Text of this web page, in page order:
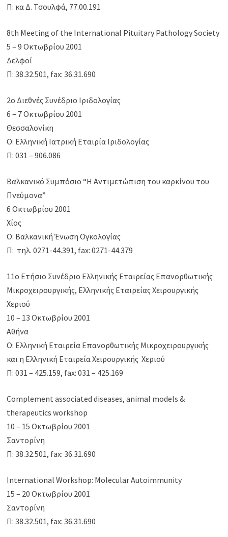
Π: κα Δ. Τσουλφά, 77.00.191
8th Meeting of the International Pituitary Pathology Society
5 – 9 Οκτωβρίου 2001
Δελφοί
Π: 38.32.501, fax: 36.31.690
2ο Διεθνές Συνέδριο Ιριδολογίας
6 – 7 Οκτωβρίου 2001
Θεσσαλονίκη
Ο: Ελληνική Ιατρική Εταιρία Ιριδολογίας
Π: 031 – 906.086
Βαλκανικό Συμπόσιο “Η Αντιμετώπιση του καρκίνου του
Πνεύμονα”
6 Οκτωβρίου 2001
Χίος
Ο: Βαλκανική Ένωση Ογκολογίας
Π: τηλ. 0271-44.391, fax: 0271-44.379
11o Ετήσιο Συνέδριο Ελληνικής Εταιρείας Επανορθωτικής
Μικροχειρουργικής, Ελληνικής Εταιρείας Χειρουργικής
Χεριού
10 – 13 Οκτωβρίου 2001
Αθήνα
Ο: Ελληνική Εταιρεία Επανορθωτικής Μικροχειρουργικής
και η Ελληνική Εταιρεία Χειρουργικής Χεριού
Π: 031 – 425.159, fax: 031 – 425.169
Complement associated diseases, animal models &
therapeutics workshop
10 – 15 Οκτωβρίου 2001
Σαντορίνη
Π: 38.32.501, fax: 36.31.690
International Workshop: Molecular Autoimmunity
15 – 20 Οκτωβρίου 2001
Σαντορίνη
Π: 38.32.501, fax: 36.31.690